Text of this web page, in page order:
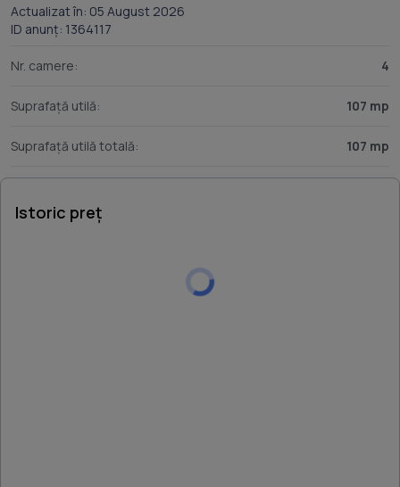
Actualizat în: 05 August 2026
ID anunț: 1364117
Nr. camere: 4
Suprafață utilă: 107 mp
Suprafață utilă totală: 107 mp
Istoric preț